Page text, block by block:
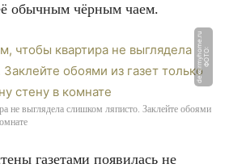
обычным чёрным чаем.
Ф
О
Т
О:
d
e
k
o
r
m
y
h
o
m
e.
r
u
не выглядела слишком ляписто. Заклейте обоями
газетами появилась не